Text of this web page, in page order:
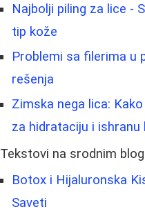
Najbolji piling za lice -
tip kože
Problemi sa filerima u
rešenja
Zimska nega lica:
za hidrataciju i ishranu
Tekstovi na srodnim
Botox i Hijaluronska
Saveti